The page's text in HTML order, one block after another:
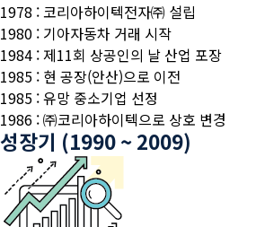
1978 : 코리아하이텍전자㈜ 설립
1980 : 기아자동차 거래 시작
1984 : 제11회 상공인의 날 산업 포장
1985 : 현 공장(안산)으로 이전
1985 : 유망 중소기업 선정
1986 : ㈜코리아하이텍으로 상호 변경
성장기 (1990 ~ 2009)